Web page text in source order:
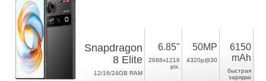
Snapdragon
8 Elite
12/16/24GB RAM
6.85"
2688x1216
pix.
50MP
4320p@30
6150
mAh
быстрая
зарядка